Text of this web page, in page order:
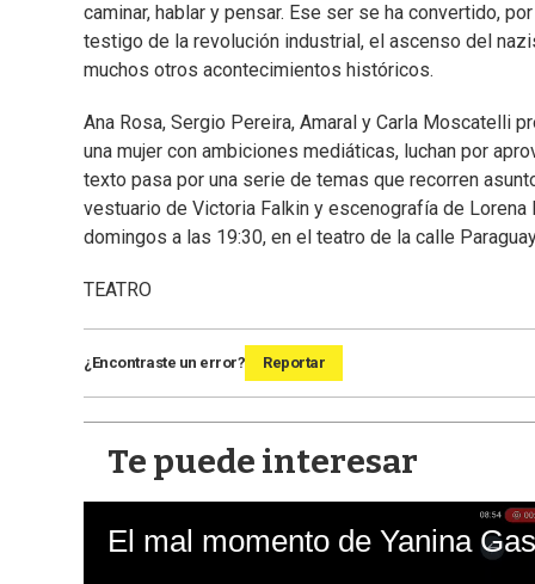
caminar, hablar y pensar. Ese ser se ha convertido,
testigo de la revolución industrial, el ascenso del
muchos otros acontecimientos históricos.
Ana Rosa, Sergio Pereira, Amaral y Carla Moscatelli
una mujer con ambiciones mediáticas, luchan por
texto pasa por una serie de temas que recorren
vestuario de Victoria Falkin y escenografía de
domingos a las 19:30, en el teatro de la calle
TEATRO
¿Encontraste un error? Reportar
Te puede interesar